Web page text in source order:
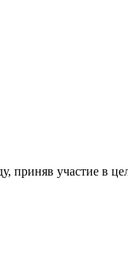
приняв участие в